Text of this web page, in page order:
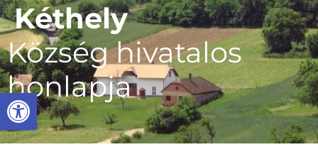
Kéthely
Község hivatalos
honlapja
Eszköztár megnyitása